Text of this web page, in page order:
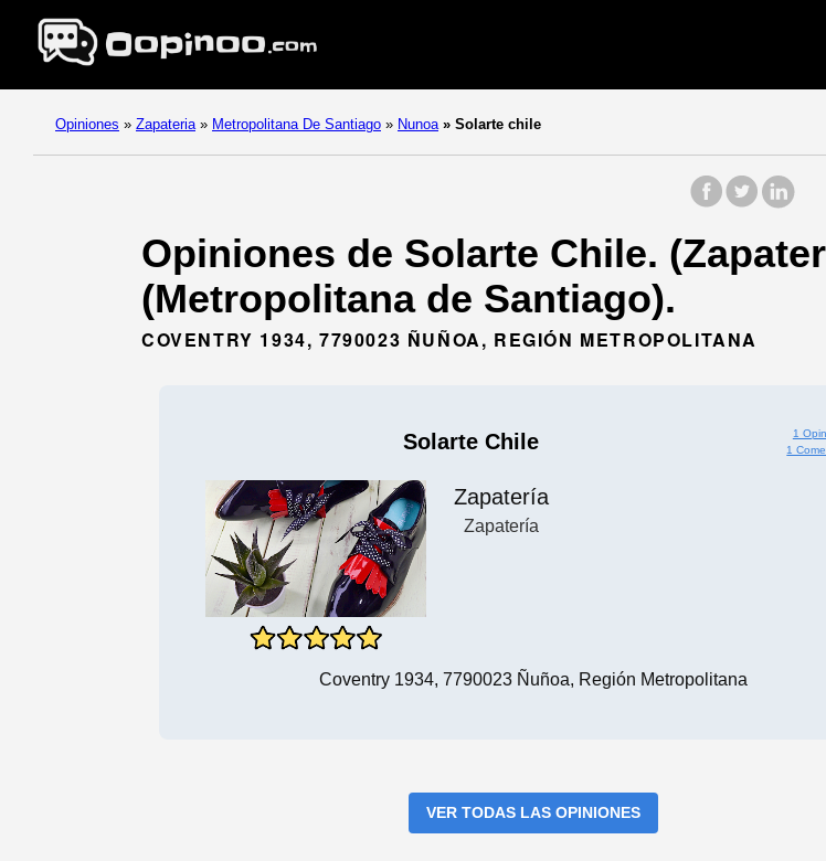
Opiniones » Zapateria » Metropolitana De Santiago » Nunoa » Solarte chile
Opiniones de Solarte Chile.
(Metropolitana de Santiago).
COVENTRY 1934, 7790023 ÑUÑOA, REGIÓN METROPOLITANA
Solarte Chile
1
1
Zapatería
Zapatería
Coventry 1934, 7790023 Ñuñoa, Región Metropolitana
VER TODAS LAS OPINIONES